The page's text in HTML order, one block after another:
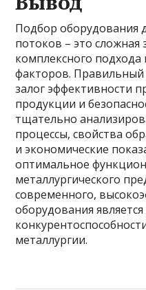
Подбор оборудования
потоков – это
комплексного подхода
факторов.
залог эффективности
продукции и
тщательно
процессы, свойства
и экономические
оптимальное
металлургического
современного,
оборудования
металлургии.